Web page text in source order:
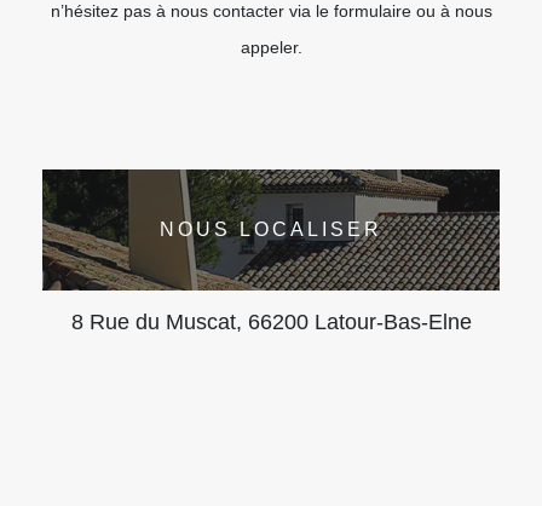
n’hésitez pas à nous contacter via le formulaire ou à nous
appeler.
NOUS LOCALISER
8 Rue du Muscat, 66200 Latour-Bas-Elne